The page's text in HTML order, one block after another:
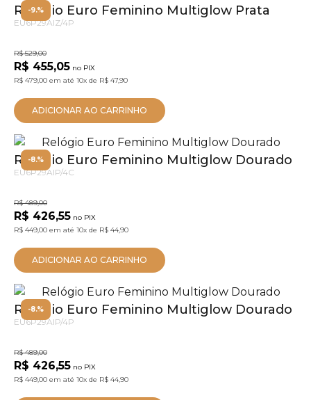
-9.%
Relógio Euro Feminino Multiglow Prata
EU6P29AIZ/4P
R$ 529,00
R$ 455,05 no PIX
R$ 479,00 em até 10x de R$ 47,90
ADICIONAR AO CARRINHO
-8.%
Relógio Euro Feminino Multiglow Dourado
EU6P29AIP/4C
R$ 489,00
R$ 426,55 no PIX
R$ 449,00 em até 10x de R$ 44,90
ADICIONAR AO CARRINHO
-8.%
Relógio Euro Feminino Multiglow Dourado
EU6P29AIP/4P
R$ 489,00
R$ 426,55 no PIX
R$ 449,00 em até 10x de R$ 44,90